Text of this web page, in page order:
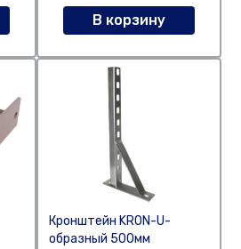
В корзину
Кронштейн KRON-U-
образный 500мм